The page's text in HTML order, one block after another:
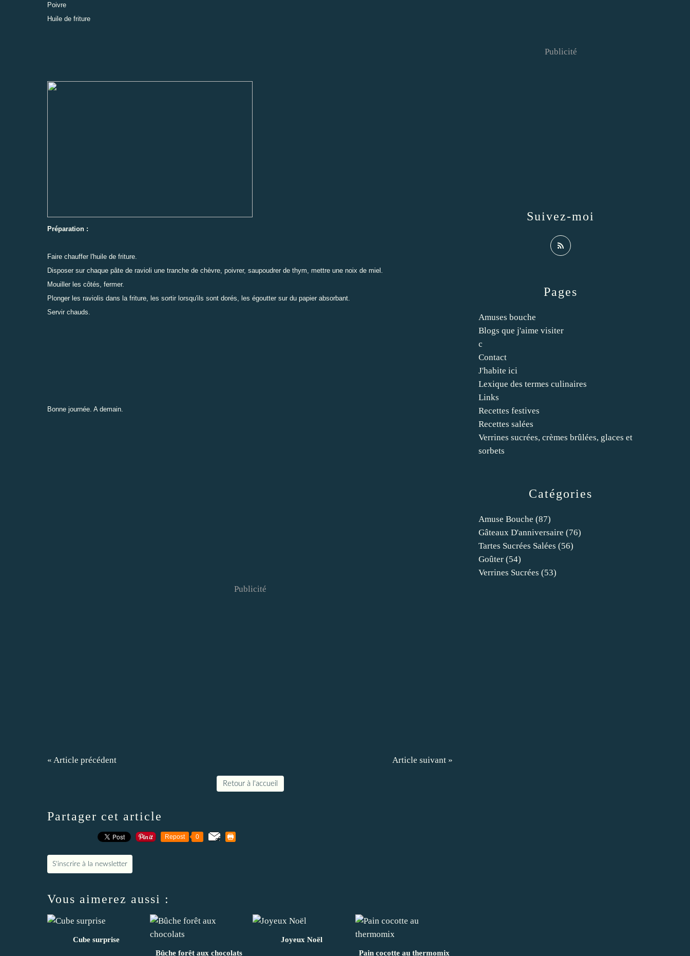
Poivre
Huile de friture
Préparation :
Faire chauffer l'huile de friture.
Disposer sur chaque pâte de ravioli une tranche de chèvre, poivrer, saupoudrer de thym, mettre une noix de miel.
Mouiller les côtés, fermer.
Plonger les raviolis dans la friture, les sortir lorsqu'ils sont dorés, les égoutter sur du papier absorbant.
Servir chauds.
Bonne journée. A demain.
Publicité
« Article précédent Article suivant »
Retour à l'accueil
Partager cet article
Repost 0
S'inscrire à la newsletter
Vous aimerez aussi :
Cube surprise
Bûche forêt aux chocolats
Joyeux Noël
Pain cocotte au thermomix
Catégories
Amuse Bouche (87)
Gâteaux D'anniversaire (76)
Tartes Sucrées Salées (56)
Goûter (54)
Verrines Sucrées (53)
Pages
Amuses bouche
Blogs que j'aime visiter
c
Contact
J'habite ici
Lexique des termes culinaires
Links
Recettes festives
Recettes salées
Verrines sucrées, crèmes brûlées, glaces et
sorbets
Suivez-moi
Publicité